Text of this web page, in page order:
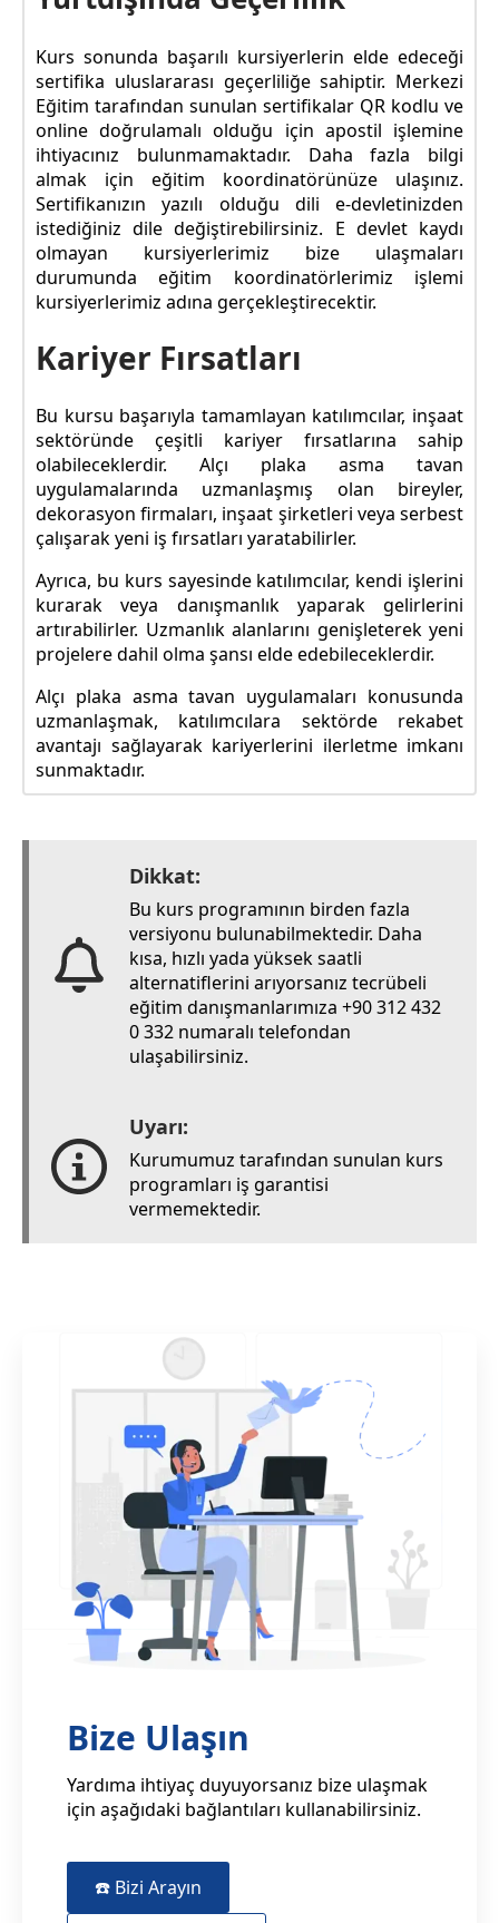
Kurs sonunda başarılı kursiyerlerin elde edeceği
sertifika uluslararası geçerliliğe sahiptir. Merkezi
Eğitim tarafından sunulan sertifikalar QR kodlu ve
online doğrulamalı olduğu için apostil işlemine
ihtiyacınız bulunmamaktadır. Daha fazla bilgi
almak için eğitim koordinatörünüze ulaşınız.
Sertifikanızın yazılı olduğu dili e-devletinizden
istediğiniz dile değiştirebilirsiniz. E devlet kaydı
olmayan kursiyerlerimiz bize ulaşmaları
durumunda eğitim koordinatörlerimiz işlemi
kursiyerlerimiz adına gerçekleştirecektir.
Kariyer Fırsatları
Bu kursu başarıyla tamamlayan katılımcılar, inşaat
sektöründe çeşitli kariyer fırsatlarına sahip
olabileceklerdir. Alçı plaka asma tavan
uygulamalarında uzmanlaşmış olan bireyler,
dekorasyon firmaları, inşaat şirketleri veya serbest
çalışarak yeni iş fırsatları yaratabilirler.
Ayrıca, bu kurs sayesinde katılımcılar, kendi işlerini
kurarak veya danışmanlık yaparak gelirlerini
artırabilirler. Uzmanlık alanlarını genişleterek yeni
projelere dahil olma şansı elde edebileceklerdir.
Alçı plaka asma tavan uygulamaları konusunda
uzmanlaşmak, katılımcılara sektörde rekabet
avantajı sağlayarak kariyerlerini ilerletme imkanı
sunmaktadır.
Dikkat:
Bu kurs programının birden fazla
versiyonu bulunabilmektedir. Daha
kısa, hızlı yada yüksek saatli
alternatiflerini arıyorsanız tecrübeli
eğitim danışmanlarımıza +90 312 432
0 332 numaralı telefondan
ulaşabilirsiniz.
Uyarı:
Kurumumuz tarafından sunulan kurs
programları iş garantisi
vermemektedir.
Bize Ulaşın
Yardıma ihtiyaç duyuyorsanız bize ulaşmak
için aşağıdaki bağlantıları kullanabilirsiniz.
☎️ Bizi Arayın